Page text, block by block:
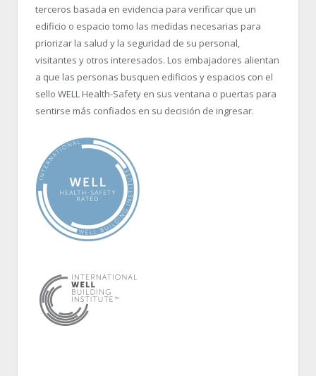
terceros basada en evidencia para verificar que un
edificio o espacio tomo las medidas necesarias para
priorizar la salud y la seguridad de su personal,
visitantes y otros interesados. Los embajadores alientan
a que las personas busquen edificios y espacios con el
sello WELL Health-Safety en sus ventana o puertas para
sentirse más confiados en su decisión de ingresar.